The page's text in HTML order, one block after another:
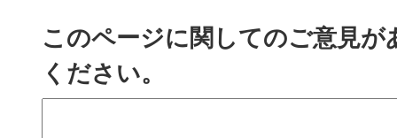
このページに関してのご意見
ください。